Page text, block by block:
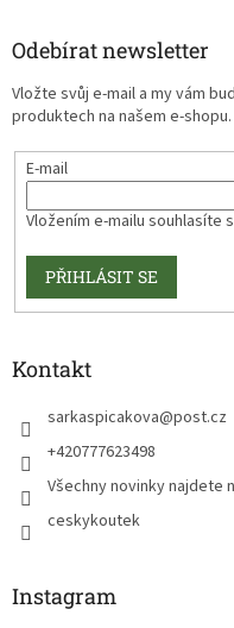
Odebírat newsletter
Vložte svůj e-mail a my vám
produktech na našem e-shopu.
E-mail
Vložením e-mailu souhlasíte s
PŘIHLÁSIT SE
Kontakt
sarkaspicakova@post.cz
+420777623498
Všechny novinky najdete
ceskykoutek
Instagram